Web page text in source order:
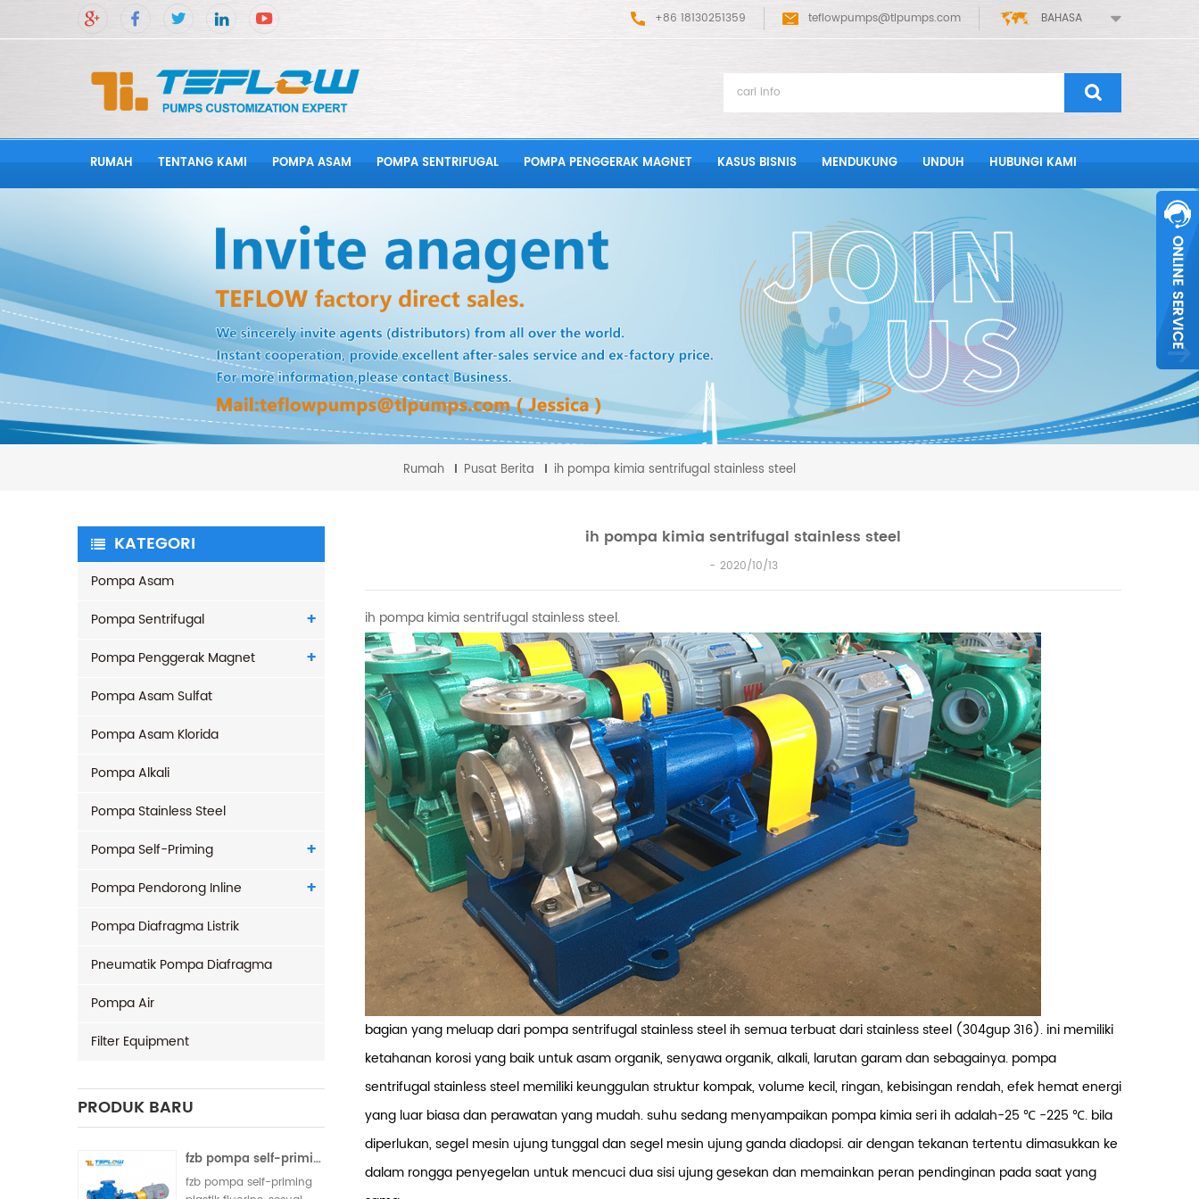
BAHASA
+86 18130251359 teflowpumps@tlpumps.com
RUMAH TENTANG KAMI POMPA ASAM POMPA SENTRIFUGAL POMPA PENGGERAK MAGNET KASUS BISNIS MENDUKUNG UNDUH HUBUNGI KAMI
Rumah Pusat Berita ih pompa kimia sentrifugal stainless steel
KATEGORI
Pompa Asam
Pompa Sentrifugal
Pompa Penggerak Magnet
Pompa Asam Sulfat
Pompa Asam Klorida
Pompa Alkali
Pompa Stainless Steel
Pompa Self-Priming
Pompa Pendorong Inline
Pompa Diafragma Listrik
Pneumatik Pompa Diafragma
Pompa Air
Filter Equipment
PRODUK BARU
fzb pompa self-priming plastik fluorin
fzb pompa self-priming
ih pompa kimia sentrifugal stainless steel
2020/10/13
ih pompa kimia sentrifugal stainless steel.
bagian yang meluap dari pompa sentrifugal stainless steel ih semua terbuat dari stainless steel (304gup 316). ini memiliki
ketahanan korosi yang baik untuk asam organik, senyawa organik, alkali, larutan garam dan sebagainya. pompa
sentrifugal stainless steel memiliki keunggulan struktur kompak, volume kecil, ringan, kebisingan rendah, efek hemat energi
yang luar biasa dan perawatan yang mudah.suhu sedang menyampaikan pompa kimia seri ih adalah-25 ℃ -225 ℃. bila
diperlukan, segel mesin ujung tunggal dan segel mesin ujung ganda diadopsi. air dengan tekanan tertentu dimasukkan ke
dalam rongga penyegelan untuk mencuci dua sisi ujung gesekan dan memainkan peran pendinginan pada saat yang